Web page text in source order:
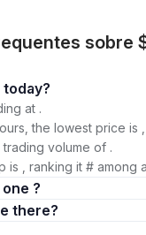
sobre
1. How much is today?
at .
the lowest price is
volume of .
is , ranking it # among
one ?
many are there?